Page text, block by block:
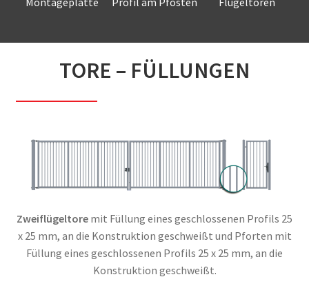
bestehende Stahl-
Betonpfosten.
Pforte an Stahl-
TORE – FÜLLUNGEN
Zweiflügeltore mit Füllung eines geschlossenen Profils 25
x 25 mm, an die Konstruktion geschweißt und Pforten mit
Füllung eines geschlossenen Profils 25 x 25 mm, an die
Konstruktion geschweißt.